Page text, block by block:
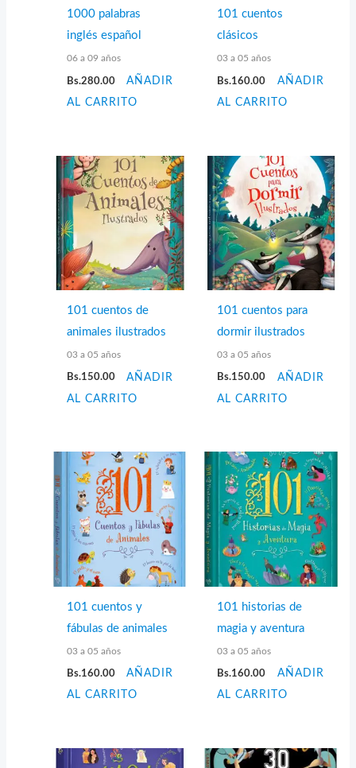
1000 palabras
inglés español
06 a 09 años
Bs.280.00
AÑADIR
AL CARRITO
101 cuentos
clásicos
03 a 05 años
Bs.160.00
AÑADIR
AL CARRITO
101 cuentos de
animales ilustrados
03 a 05 años
Bs.150.00
AÑADIR
AL CARRITO
101 cuentos para
dormir ilustrados
03 a 05 años
Bs.150.00
AÑADIR
AL CARRITO
101 cuentos y
fábulas de animales
03 a 05 años
Bs.160.00
AÑADIR
AL CARRITO
101 historias de
magia y aventura
03 a 05 años
Bs.160.00
AÑADIR
AL CARRITO